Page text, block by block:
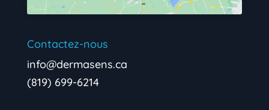
Contactez-nous
info@dermasens.ca
(819) 699-6214